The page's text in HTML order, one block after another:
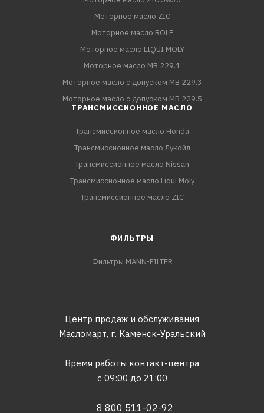
Моторное масло ZIC
Моторное масло ROLF
Моторное масло LIQUI MOLY
Моторное масло MB 229.1
Моторное масло с допуском MB 229.3
Моторное масло с допуском MB 229.5
ТРАНСМИССИОННОЕ МАСЛО
Трансмиссионное масло Honda
Трансмиссионное масло Лукойл
Трансмиссионное масло Nissan
Трансмиссионное масло Liqui Moly
Трансмиссионное масло ZIC
ФИЛЬТРЫ
Фильтры MANN-FILTER
Центр продаж и обслуживания
Масломарт, г. Каменск-Уральский
Время работы контакт-центра
с 09:00 до 21:00
8 800 511-02-92